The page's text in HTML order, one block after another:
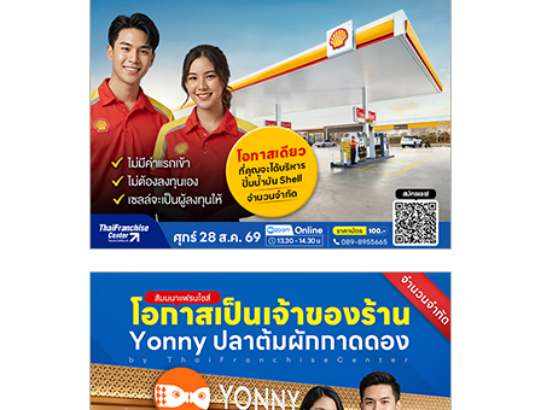
ไชส์
ขาย
แฟ
ไชส์